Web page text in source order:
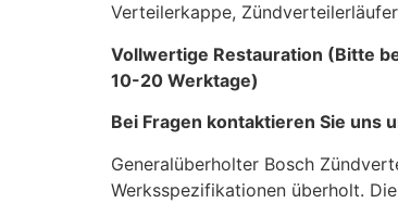
Verteilerkappe,
Vollwertige Restauration (Bitte
10-20 Werktage)
Bei Fragen kontaktieren Sie uns
Generalüberholter Bosch
Werksspezifikationen überholt.